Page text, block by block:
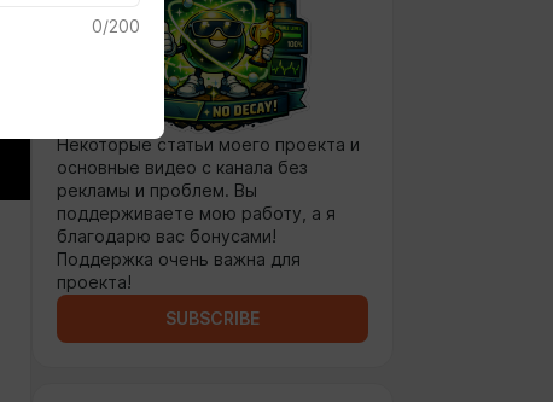
Некоторые статьи моего проекта и
основные видео с канала без
рекламы и проблем. Вы
поддерживаете мою работу, а я
благодарю вас бонусами!
Поддержка очень важна для
проекта!
SUBSCRIBE
0/200